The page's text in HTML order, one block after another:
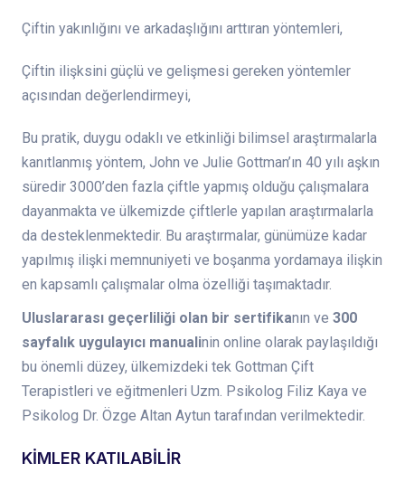
Çiftin yakınlığını ve arkadaşlığını arttıran yöntemleri,
Çiftin ilişksini güçlü ve gelişmesi gereken yöntemler
açısından değerlendirmeyi,
Bu pratik, duygu odaklı ve etkinliği bilimsel araştırmalarla
kanıtlanmış yöntem, John ve Julie Gottman’ın 40 yılı aşkın
süredir 3000’den fazla çiftle yapmış olduğu çalışmalara
dayanmakta ve ülkemizde çiftlerle yapılan araştırmalarla
da desteklenmektedir. Bu araştırmalar, günümüze kadar
yapılmış ilişki memnuniyeti ve boşanma yordamaya ilişkin
en kapsamlı çalışmalar olma özelliği taşımaktadır.
Uluslararası geçerliliği olan bir sertifikanın ve 300
sayfalık uygulayıcı manualinin online olarak paylaşıldığı
bu önemli düzey, ülkemizdeki tek Gottman Çift
Terapistleri ve eğitmenleri Uzm. Psikolog Filiz Kaya ve
Psikolog Dr. Özge Altan Aytun tarafından verilmektedir.
KİMLER KATILABİLİR